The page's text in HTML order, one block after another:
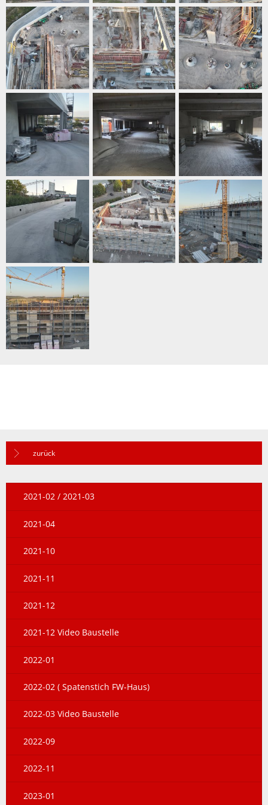
zurück
2021-02 / 2021-03
2021-04
2021-10
2021-11
2021-12
2021-12 Video Baustelle
2022-01
2022-02 ( Spatenstich FW-Haus)
2022-03 Video Baustelle
2022-09
2022-11
2023-01